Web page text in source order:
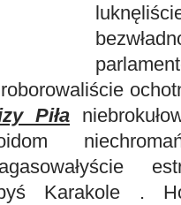
Piła
Karakole .